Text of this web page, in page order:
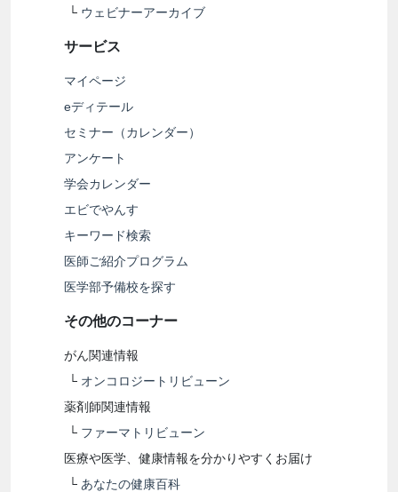
└ ウェビナーアーカイブ
サービス
マイページ
eディテール
セミナー（カレンダー）
アンケート
学会カレンダー
エビでやんす
キーワード検索
医師ご紹介プログラム
医学部予備校を探す
その他のコーナー
がん関連情報
└ オンコロジートリビューン
薬剤師関連情報
└ ファーマトリビューン
医療や医学、健康情報を分かりやすくお届け
└ あなたの健康百科